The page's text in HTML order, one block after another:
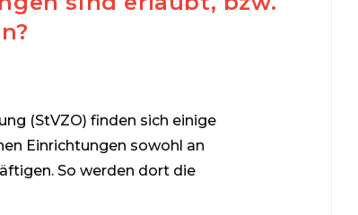
(StVZO) finden sich einige
Einrichtungen sowohl an
So werden dort die